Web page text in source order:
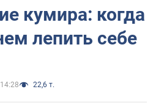
кумира: когда
лепить себе
22,6 т.